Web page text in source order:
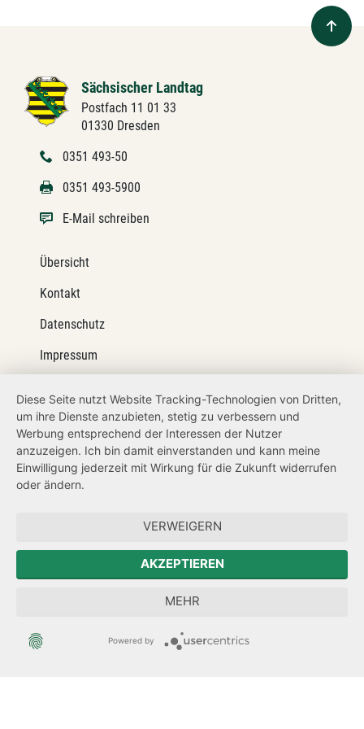
Sächsischer Landtag
Postfach 11 01 33
01330 Dresden
0351 493-50
0351 493-5900
E-Mail schreiben
Übersicht
Kontakt
Datenschutz
Impressum
Netiquette
Transparenzanspruch
Hinweisgeberschutz
Forum Mitteleuropa
Der Sächsische Integrationsbeauftragte
Sächsische Landesbeauftragte zur Aufarbeitung der SED-
Diese Seite nutzt Website Tracking-Technologien von Dritten,
um ihre Dienste anzubieten, stetig zu verbessern und
Werbung entsprechend der Interessen der Nutzer
anzuzeigen. Ich bin damit einverstanden und kann meine
Einwilligung jederzeit mit Wirkung für die Zukunft widerrufen
oder ändern.
VERWEIGERN
AKZEPTIEREN
MEHR
Powered by